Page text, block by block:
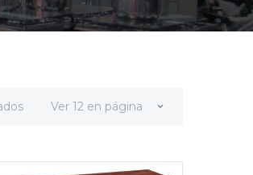
Ver 12 en página